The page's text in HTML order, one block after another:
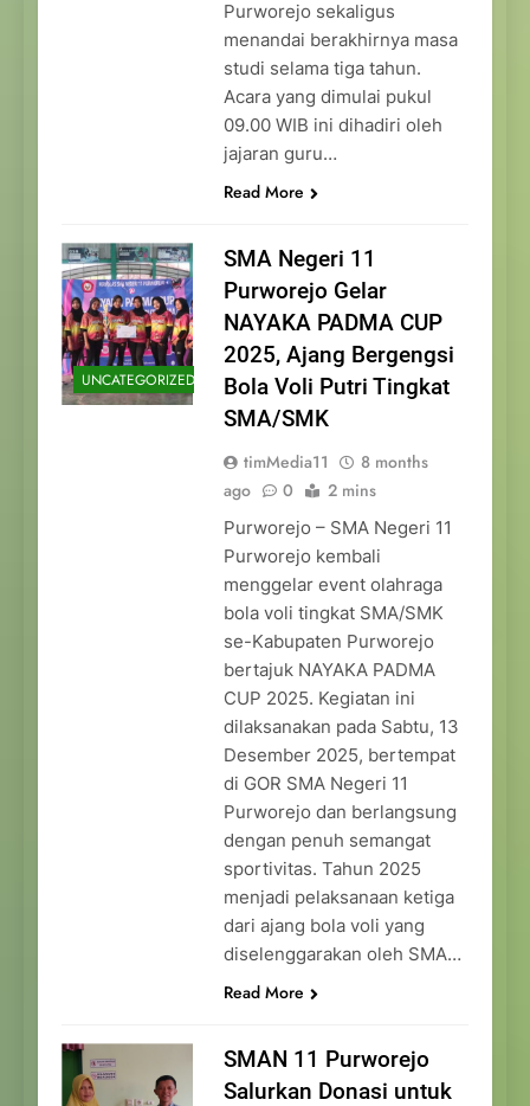
Purworejo sekaligus
menandai berakhirnya masa
studi selama tiga tahun.
Acara yang dimulai pukul
09.00 WIB ini dihadiri oleh
jajaran guru…
Read More
UNCATEGORIZED
SMA Negeri 11
Purworejo Gelar
NAYAKA PADMA CUP
2025, Ajang Bergengsi
Bola Voli Putri Tingkat
SMA/SMK
timMedia11
8 months
ago
0 2 mins
Purworejo – SMA Negeri 11
Purworejo kembali
menggelar event olahraga
bola voli tingkat SMA/SMK
se-Kabupaten Purworejo
bertajuk NAYAKA PADMA
CUP 2025. Kegiatan ini
dilaksanakan pada Sabtu, 13
Desember 2025, bertempat
di GOR SMA Negeri 11
Purworejo dan berlangsung
dengan penuh semangat
sportivitas. Tahun 2025
menjadi pelaksanaan ketiga
dari ajang bola voli yang
diselenggarakan oleh SMA…
Read More
SMAN 11 Purworejo
Salurkan Donasi untuk